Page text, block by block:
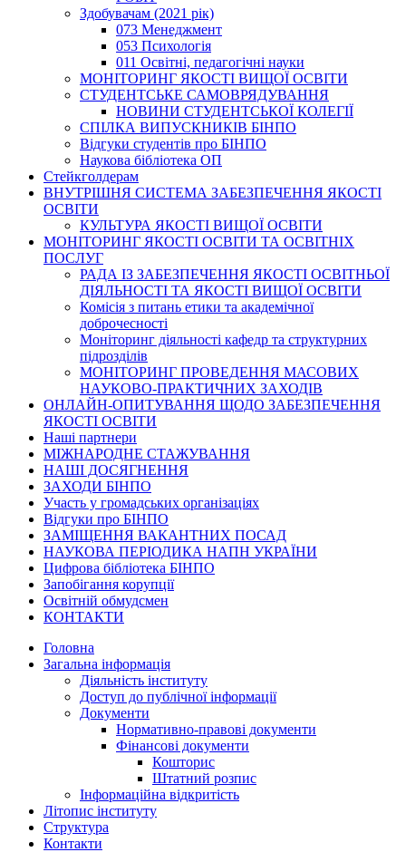
Здобувачам (2021 рік)
073 Менеджмент
053 Психологія
011 Освітні, педагогічні науки
МОНІТОРИНГ ЯКОСТІ ВИЩОЇ ОСВІТИ
СТУДЕНТСЬКЕ САМОВРЯДУВАННЯ
НОВИНИ СТУДЕНТСЬКОЇ КОЛЕГІЇ
СПІЛКА ВИПУСКНИКІВ БІНПО
Відгуки студентів про БІНПО
Наукова бібліотека ОП
Стейкголдерам
ВНУТРІШНЯ СИСТЕМА ЗАБЕЗПЕЧЕННЯ ЯКОСТІ
ОСВІТИ
КУЛЬТУРА ЯКОСТІ ВИЩОЇ ОСВІТИ
МОНІТОРИНГ ЯКОСТІ ОСВІТИ ТА ОСВІТНІХ
ПОСЛУГ
РАДА ІЗ ЗАБЕЗПЕЧЕННЯ ЯКОСТІ ОСВІТНЬОЇ
ДІЯЛЬНОСТІ ТА ЯКОСТІ ВИЩОЇ ОСВІТИ
Комісія з питань етики та академічної
доброчесності
Моніторинг діяльності кафедр та структурних
підрозділів
МОНІТОРИНГ ПРОВЕДЕННЯ МАСОВИХ
НАУКОВО-ПРАКТИЧНИХ ЗАХОДІВ
ОНЛАЙН-ОПИТУВАННЯ ЩОДО ЗАБЕЗПЕЧЕННЯ
ЯКОСТІ ОСВІТИ
Наші партнери
МІЖНАРОДНЕ СТАЖУВАННЯ
НАШІ ДОСЯГНЕННЯ
ЗАХОДИ БІНПО
Участь у громадських організаціях
Відгуки про БІНПО
ЗАМІЩЕННЯ ВАКАНТНИХ ПОСАД
НАУКОВА ПЕРІОДИКА НАПН УКРАЇНИ
Цифрова бібліотека БІНПО
Запобігання корупції
Освітній обмудсмен
КОНТАКТИ
Головна
Загальна інформація
Діяльність інституту
Доступ до публічної інформації
Документи
Нормативно-правові документи
Фінансові документи
Кошторис
Штатний розпис
Інформаційна відкритість
Літопис інституту
Структура
Контакти